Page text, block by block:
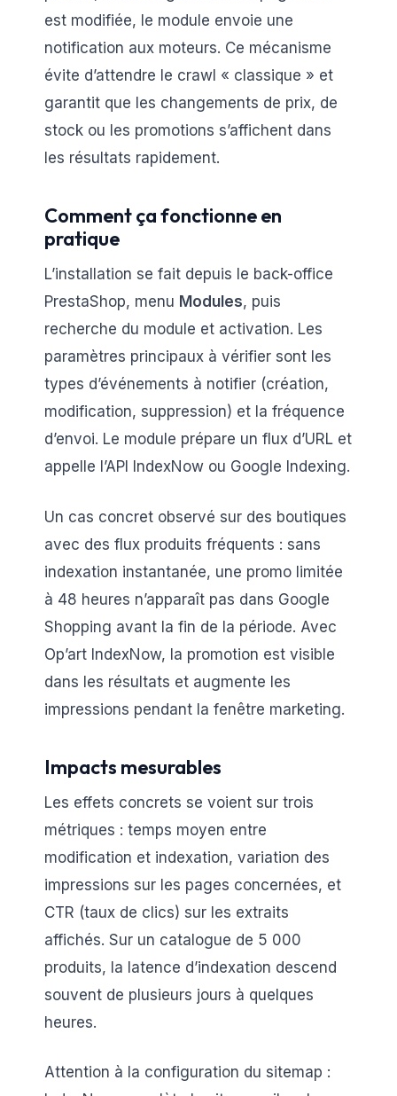
est modifiée, le module envoie une
notification aux moteurs. Ce mécanisme
évite d’attendre le crawl « classique » et
garantit que les changements de prix, de
stock ou les promotions s’affichent dans
les résultats rapidement.
Comment ça fonctionne en
pratique
L’installation se fait depuis le back-office
PrestaShop, menu Modules, puis
recherche du module et activation. Les
paramètres principaux à vérifier sont les
types d’événements à notifier (création,
modification, suppression) et la fréquence
d’envoi. Le module prépare un flux d’URL et
appelle l’API IndexNow ou Google Indexing.
Un cas concret observé sur des boutiques
avec des flux produits fréquents : sans
indexation instantanée, une promo limitée
à 48 heures n’apparaît pas dans Google
Shopping avant la fin de la période. Avec
Op’art IndexNow, la promotion est visible
dans les résultats et augmente les
impressions pendant la fenêtre marketing.
Impacts mesurables
Les effets concrets se voient sur trois
métriques : temps moyen entre
modification et indexation, variation des
impressions sur les pages concernées, et
CTR (taux de clics) sur les extraits
affichés. Sur un catalogue de 5 000
produits, la latence d’indexation descend
souvent de plusieurs jours à quelques
heures.
Attention à la configuration du sitemap :